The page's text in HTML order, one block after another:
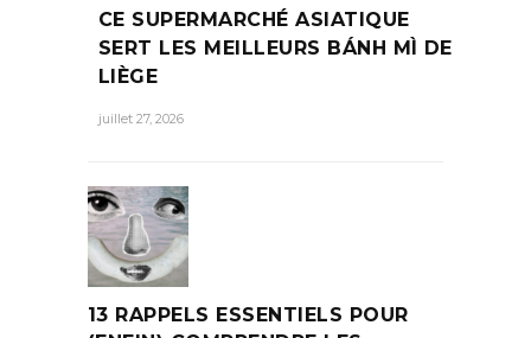
CE SUPERMARCHÉ ASIATIQUE
SERT LES MEILLEURS BÁNH MÌ DE
LIÈGE
juillet 27, 2026
13 RAPPELS ESSENTIELS POUR